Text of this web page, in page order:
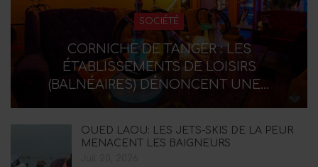
SOCIÉTÉ
CORNICHE DE TANGER : LES
ÉTABLISSEMENTS DE LOISIRS
(BALNÉAIRES) DÉNONCENT UNE…
OUED LAOU: LES JETS-SKIS DE LA PEUR
MENACENT LES BAIGNEURS